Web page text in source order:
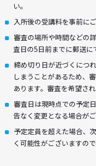
い。
入所後の受講料を事前に
審査の場所や時間などの
査日の5日前までに郵送に
締め切り日が近づくにつ
しまうことがあるため、
あります。審査を希望さ
審査日は現時点での予定
告なく変更となる場合がご
予定定員を超えた場合、
く可能性がございますの